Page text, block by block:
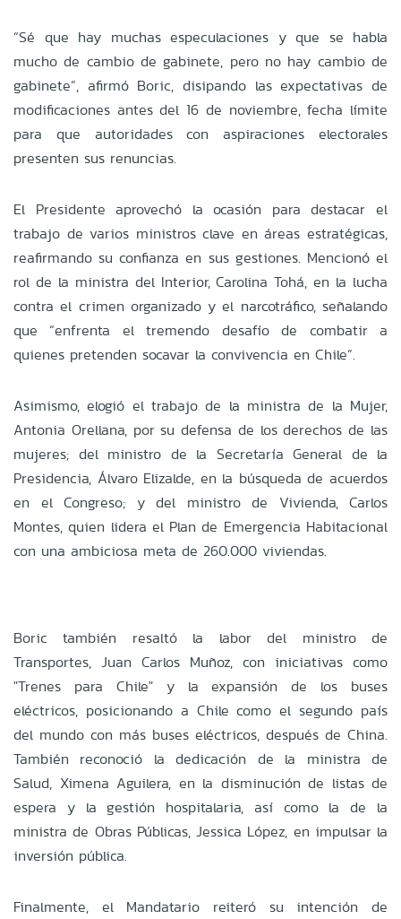
“Sé que hay muchas especulaciones y que se habla
mucho de cambio de gabinete, pero no hay cambio de
gabinete”, afirmó Boric, disipando las expectativas de
modificaciones antes del 16 de noviembre, fecha límite
para que autoridades con aspiraciones electorales
presenten sus renuncias.
El Presidente aprovechó la ocasión para destacar el
trabajo de varios ministros clave en áreas estratégicas,
reafirmando su confianza en sus gestiones. Mencionó el
rol de la ministra del Interior, Carolina Tohá, en la lucha
contra el crimen organizado y el narcotráfico, señalando
que “enfrenta el tremendo desafío de combatir a
quienes pretenden socavar la convivencia en Chile”.
Asimismo, elogió el trabajo de la ministra de la Mujer,
Antonia Orellana, por su defensa de los derechos de las
mujeres; del ministro de la Secretaría General de la
Presidencia, Álvaro Elizalde, en la búsqueda de acuerdos
en el Congreso; y del ministro de Vivienda, Carlos
Montes, quien lidera el Plan de Emergencia Habitacional
con una ambiciosa meta de 260.000 viviendas.
Boric también resaltó la labor del ministro de
Transportes, Juan Carlos Muñoz, con iniciativas como
"Trenes para Chile" y la expansión de los buses
eléctricos, posicionando a Chile como el segundo país
del mundo con más buses eléctricos, después de China.
También reconoció la dedicación de la ministra de
Salud, Ximena Aguilera, en la disminución de listas de
espera y la gestión hospitalaria, así como la de la
ministra de Obras Públicas, Jessica López, en impulsar la
inversión pública.
Finalmente, el Mandatario reiteró su intención de